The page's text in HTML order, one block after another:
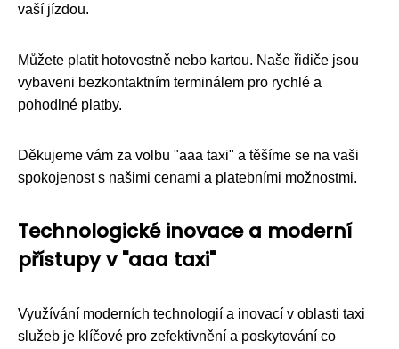
vaší jízdou.
Můžete platit hotovostně nebo kartou. Naše řidiče jsou
vybaveni bezkontaktním terminálem pro rychlé a
pohodlné platby.
Děkujeme vám za volbu "aaa taxi" a těšíme se na vaši
spokojenost s našimi cenami a platebními možnostmi.
Technologické inovace a moderní
přístupy v "aaa taxi"
Využívání moderních technologií a inovací v oblasti taxi
služeb je klíčové pro zefektivnění a poskytování co